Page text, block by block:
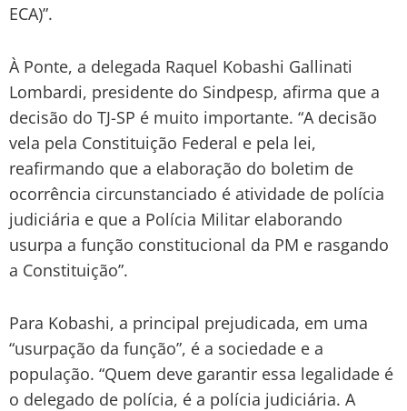
ECA)”.
À Ponte, a delegada Raquel Kobashi Gallinati
Lombardi, presidente do Sindpesp, afirma que a
decisão do TJ-SP é muito importante. “A decisão
vela pela Constituição Federal e pela lei,
reafirmando que a elaboração do boletim de
ocorrência circunstanciado é atividade de polícia
judiciária e que a Polícia Militar elaborando
usurpa a função constitucional da PM e rasgando
a Constituição”.
Para Kobashi, a principal prejudicada, em uma
“usurpação da função”, é a sociedade e a
população. “Quem deve garantir essa legalidade é
o delegado de polícia, é a polícia judiciária. A